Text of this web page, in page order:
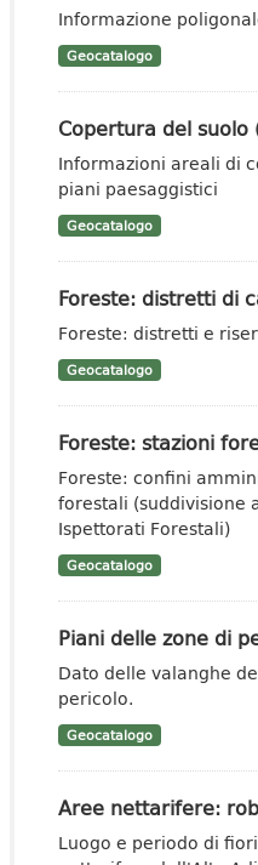
Informazione
Geocatalogo
Copertura del suolo
Informazioni areali di
piani paesaggistici
Geocatalogo
Foreste: distretti di
Foreste: distretti e
Geocatalogo
Foreste: stazioni
Foreste: confini
forestali (suddivisione
Ispettorati Forestali)
Geocatalogo
Piani delle zone di
Dato delle valanghe
pericolo.
Geocatalogo
Aree nettarifere:
Luogo e periodo di